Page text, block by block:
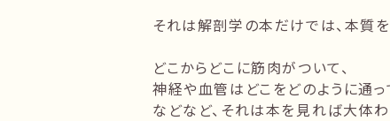
それは解剖学の本だけでは、本質
どこからどこに筋肉がついて、
神経や血管はどこをどのように通って
などなど、それは本を見れば大体わ